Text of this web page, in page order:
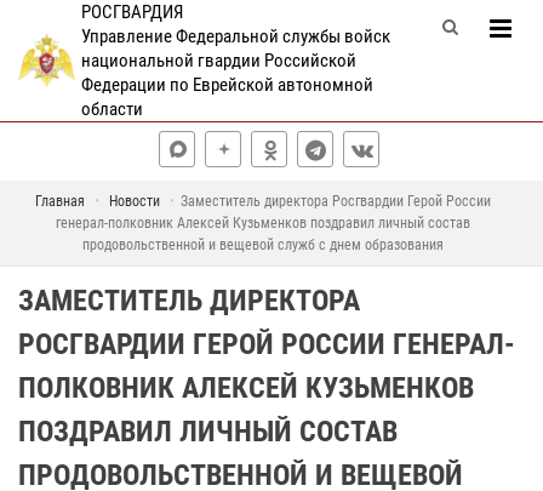
РОСГВАРДИЯ
Управление Федеральной службы войск
национальной гвардии Российской
Федерации по Еврейской автономной
области
Главная Новости
Заместитель директора Росгвардии Герой России
генерал-полковник Алексей Кузьменков поздравил личный состав
продовольственной и вещевой служб с днем образования
ЗАМЕСТИТЕЛЬ ДИРЕКТОРА
РОСГВАРДИИ ГЕРОЙ РОССИИ ГЕНЕРАЛ-
ПОЛКОВНИК АЛЕКСЕЙ КУЗЬМЕНКОВ
ПОЗДРАВИЛ ЛИЧНЫЙ СОСТАВ
ПРОДОВОЛЬСТВЕННОЙ И ВЕЩЕВОЙ